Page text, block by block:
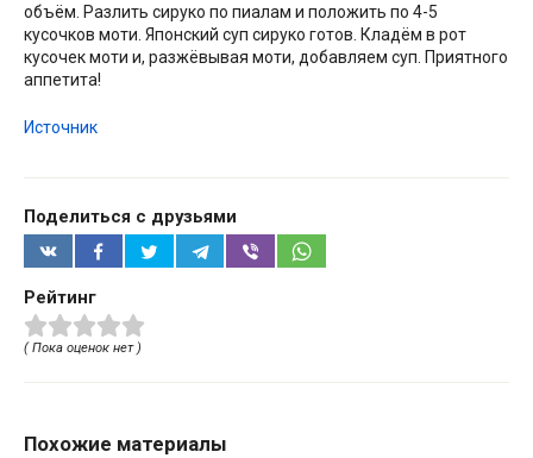
объём. Разлить сируко по пиалам и положить по 4-5
кусочков моти. Японский суп сируко готов. Кладём в рот
кусочек моти и, разжёвывая моти, добавляем суп. Приятного
аппетита!
Источник
Поделиться с друзьями
Рейтинг
( Пока оценок нет )
Похожие материалы